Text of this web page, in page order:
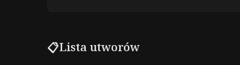
📋Lista utworów